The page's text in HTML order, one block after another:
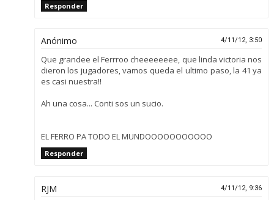
Responder
Anónimo 4/11/12, 3:50
Que grandee el Ferrroo cheeeeeeee, que linda victoria nos
dieron los jugadores, vamos queda el ultimo paso, la 41 ya
es casi nuestra!!
Ah una cosa... Conti sos un sucio.
EL FERRO PA TODO EL MUNDOOOOOOOOOOO
Responder
RJM 4/11/12, 9:36